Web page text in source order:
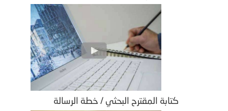
كتابة المقترح البحثي / خطة الرسالة